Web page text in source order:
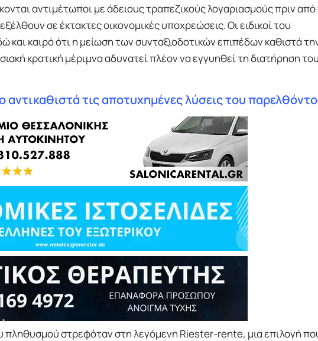
αντιμέτωποι με άδειους τραπεζικούς λογαριασμούς πριν από
σε έκτακτες οικονομικές υποχρεώσεις. Οι ειδικοί του
και καιρό ότι η μείωση των συνταξιοδοτικών επιπέδων καθιστά
κρατική μέριμνα αδυνατεί πλέον να εγγυηθεί τη διατήρηση
αντικαθιστά τις αποτυχημένες λύσεις του
πληθυσμού στρεφόταν στη λεγόμενη Riester-rente, μια επιλογή